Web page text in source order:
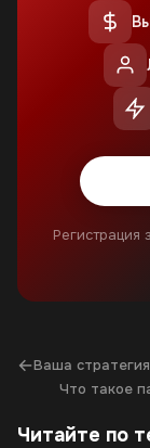
←Ваша
Что такое
Читайте по